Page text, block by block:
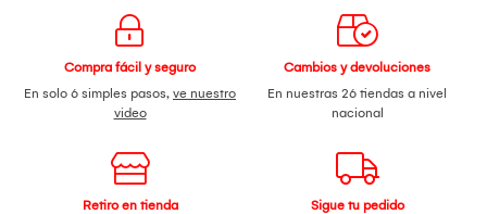
Compra fácil y seguro
En solo 6 simples pasos, ve nuestro
video
Cambios y devoluciones
En nuestras 26 tiendas a nivel
nacional
Retiro en tienda
Sigue tu pedido